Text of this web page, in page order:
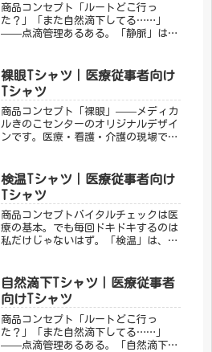
商品コンセプト「ルートどこ行っ
た？」「また自然滴下してる……」
——点滴管理あるある。「静脈」は、
達成感を一枚に。「メディカルきのこ
センター」が手がけるこのデザイン
は、医療・...
裸眼Tシャツ｜医療従事者向け
Tシャツ
商品コンセプト「裸眼」——メディカ
ルきのこセンターのオリジナルデザイ
ンです。医療・看護・介護の現場で働
プレゼントにもぴったりです。「メデ
ィカルきのこセンター」が手がけるこ
の...
検温Tシャツ｜医療従事者向け
Tシャツ
商品コンセプトバイタルチェックは医
療の基本。でも毎回ドキドキするのは
私だけじゃないはず。「検温」は、バ
わずうなずいてしまいます。「メディ
カルきのこセンター」が手がけるこの
デ...
自然滴下Tシャツ｜医療従事者
向けTシャツ
商品コンセプト「ルートどこ行っ
た？」「また自然滴下してる……」
——点滴管理あるある。「自然滴下」